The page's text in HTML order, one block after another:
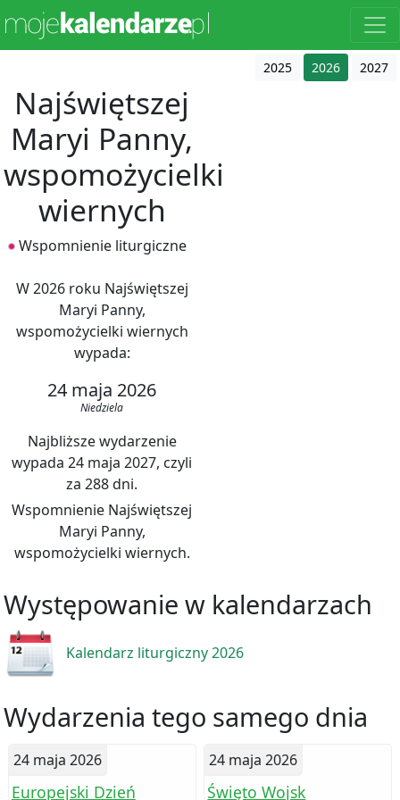
2025 2026 2027
Najświętszej
Maryi Panny,
wspomożycielki
wiernych
Wspomnienie liturgiczne
W 2026 roku Najświętszej
Maryi Panny,
wspomożycielki wiernych
wypada:
24 maja 2026
Niedziela
Najbliższe wydarzenie
wypada 24 maja 2027, czyli
za 288 dni.
Wspomnienie Najświętszej
Maryi Panny,
wspomożycielki wiernych.
Występowanie w kalendarzach
Kalendarz liturgiczny 2026
Wydarzenia tego samego dnia
24 maja 2026
Europejski Dzień
24 maja 2026
Święto Wojsk